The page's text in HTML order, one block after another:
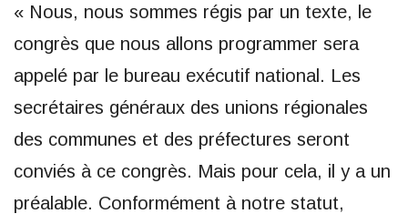
« Nous, nous sommes régis par un texte, le
congrès que nous allons programmer sera
appelé par le bureau exécutif national. Les
secrétaires généraux des unions régionales
des communes et des préfectures seront
conviés à ce congrès. Mais pour cela, il y a un
préalable. Conformément à notre statut,